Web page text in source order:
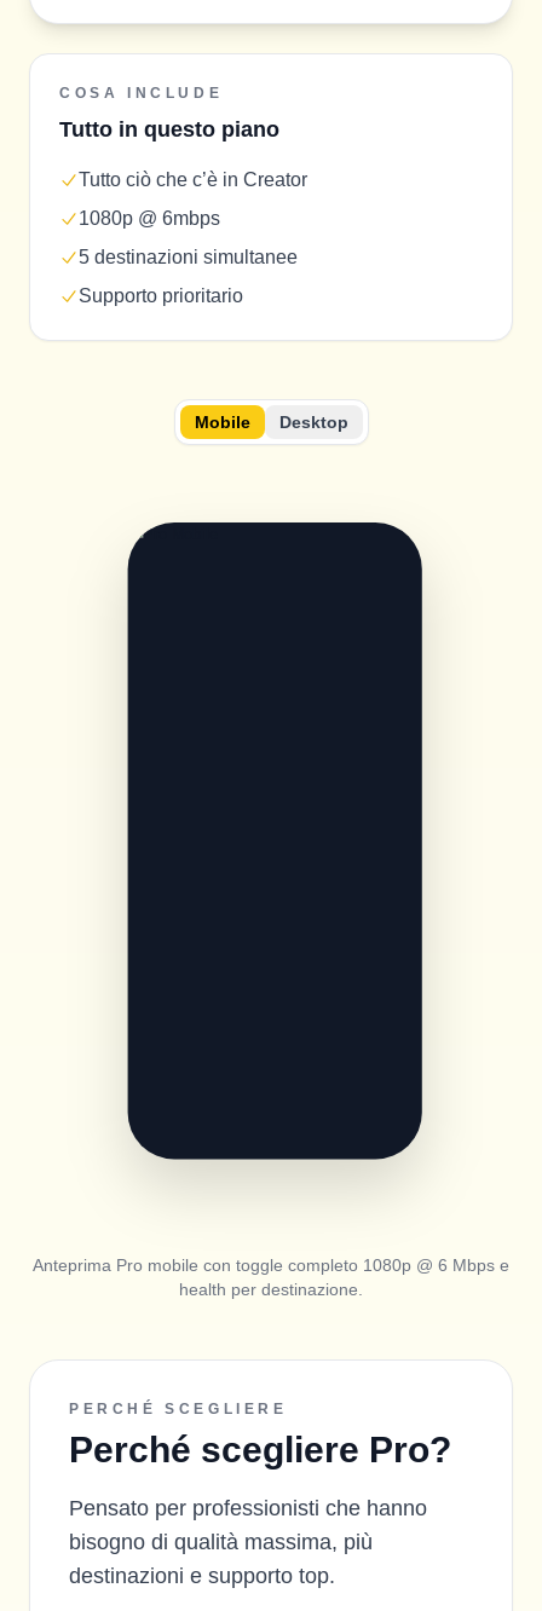
COSA INCLUDE
Tutto in questo piano
Tutto ciò che c’è in Creator
1080p @ 6mbps
5 destinazioni simultanee
Supporto prioritario
Mobile Desktop
Anteprima Pro mobile con toggle completo 1080p @ 6 Mbps e
health per destinazione.
PERCHÉ SCEGLIERE
Perché scegliere Pro?
Pensato per professionisti che hanno
bisogno di qualità massima, più
destinazioni e supporto top.